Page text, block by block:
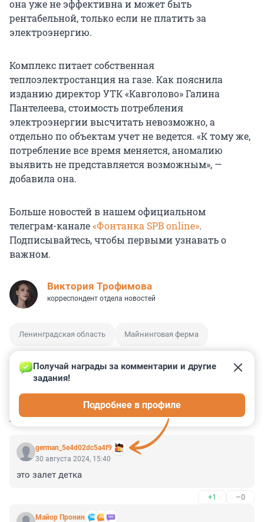
она уже не эффективна и может быть
рентабельной, только если не платить за
электроэнергию.
Комплекс питает собственная
теплоэлектростанция на газе. Как пояснила
изданию директор УТК «Кавголово» Галина
Пантелеева, стоимость потребления
электроэнергии высчитать невозможно, а
отдельно по объектам учет не ведется. «К тому же,
потребление все время меняется, аномалию
выявить не представляется возможным», —
добавила она.
Больше новостей в нашем официальном
телеграм-канале«Фонтанка SPB online».
Подписывайтесь, чтобы первыми узнавать о
важном.
Виктория Трофимова
корреспондент отдела новостей
Ленинградская область Майнинговая ферма
КОММЕНТАРИИ 15
german_5e4d02dc5a4f9
Получай награды за комментарии и другие
задания!
Подробнее в профиле
30 августа 2024, 15:40
это залет детка
+1 –0
Майор Пронин